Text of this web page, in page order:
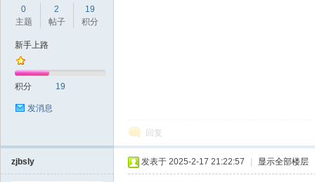
0
主题
2
帖子
19
积分
新手上路
积分 19
发消息
回复
zjbsly 发表于 2025-2-17 21:22:57 显示全部楼层